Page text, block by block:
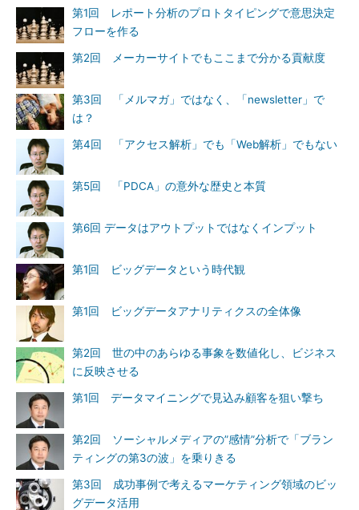
第1回 レポート分析のプロトタイピングで意思決定
フローを作る
第2回 メーカーサイトでもここまで分かる貢献度
第3回 「メルマガ」ではなく、「newsletter」で
は？
第4回 「アクセス解析」でも「Web解析」でもない
第5回 「PDCA」の意外な歴史と本質
第6回 データはアウトプットではなくインプット
第1回 ビッグデータという時代観
第1回 ビッグデータアナリティクスの全体像
第2回 世の中のあらゆる事象を数値化し、ビジネス
に反映させる
第1回 データマイニングで見込み顧客を狙い撃ち
第2回 ソーシャルメディアの”感情”分析で「ブラン
ティングの第3の波」を乗りきる
第3回 成功事例で考えるマーケティング領域のビッ
グデータ活用